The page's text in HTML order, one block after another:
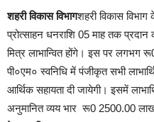
शहरी विकास विभागशहरी विकास
प्रोत्साहन धनराशि 05 माह तक
मित्र लाभान्वित होंगे। इस पर लगभग
पी०एम० स्वनिधि में पंजीकृत सभी
आर्थिक सहायता दी जायेगी। इसमें
अनुमानित व्यय भार रू0 2500.00 लाख